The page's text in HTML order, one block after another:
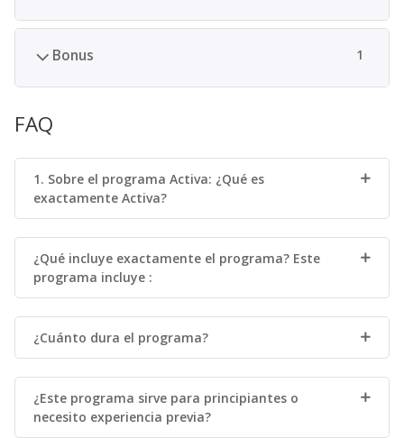
Bonus 1
FAQ
1. Sobre el programa Activa: ¿Qué es
exactamente Activa?
¿Qué incluye exactamente el programa? Este
programa incluye :
¿Cuánto dura el programa?
¿Este programa sirve para principiantes o
necesito experiencia previa?